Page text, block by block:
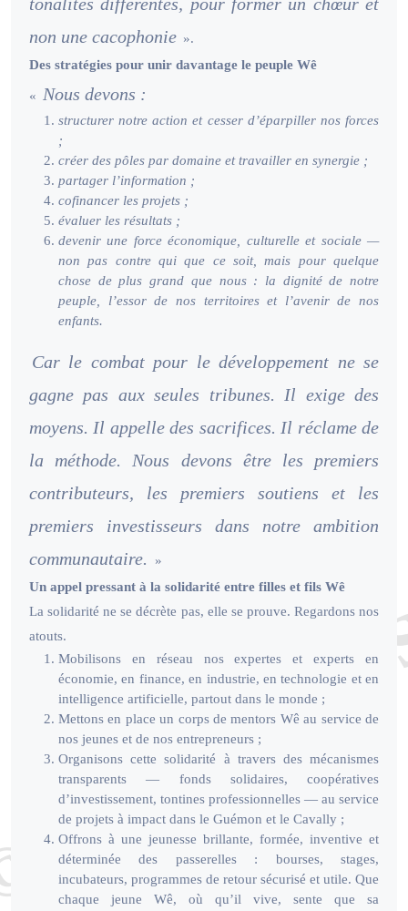
non une cacophonie ».
Des stratégies pour unir davantage le peuple Wê
« Nous devons :
structurer notre action et cesser d’éparpiller nos forces
;
créer des pôles par domaine et travailler en synergie ;
partager l’information ;
cofinancer les projets ;
évaluer les résultats ;
devenir une force économique, culturelle et sociale —
non pas contre qui que ce soit, mais pour quelque
chose de plus grand que nous : la dignité de notre
peuple, l’essor de nos territoires et l’avenir de nos
enfants.
Car le combat pour le développement ne se
gagne pas aux seules tribunes. Il exige des
moyens. Il appelle des sacrifices. Il réclame de
la méthode. Nous devons être les premiers
contributeurs, les premiers soutiens et les
premiers investisseurs dans notre ambition
communautaire.
»
Un appel pressant à la solidarité entre filles et fils Wê
La solidarité ne se décrète pas, elle se prouve. Regardons nos
atouts.
Mobilisons en réseau nos expertes et experts en
économie, en finance, en industrie, en technologie et en
intelligence artificielle, partout dans le monde ;
Mettons en place un corps de mentors Wê au service de
nos jeunes et de nos entrepreneurs ;
Organisons cette solidarité à travers des mécanismes
transparents — fonds solidaires, coopératives
d’investissement, tontines professionnelles — au service
de projets à impact dans le Guémon et le Cavally ;
Offrons à une jeunesse brillante, formée, inventive et
déterminée des passerelles : bourses, stages,
incubateurs, programmes de retour sécurisé et utile. Que
chaque jeune Wê, où qu’il vive, sente que sa